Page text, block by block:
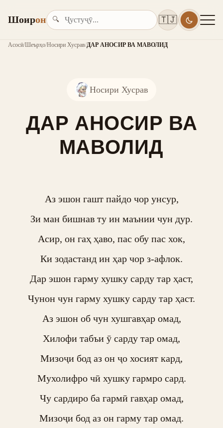
Шоирон 🔍 🇹🇯
Асосӣ/Шеърҳо/Носири Хусрав/ДАР АНОСИР ВА МАВОЛИД
Носири Хусрав
ДАР АНОСИР ВА
МАВОЛИД
Аз эшон гашт пайдо чор унсур,
Зи ман бишнав ту ин маънии чун дур.
Асир, он гаҳ ҳаво, пас обу пас хок,
Ки зодастанд ин ҳар чор з-афлок.
Дар эшон гарму хушку сарду тар ҳаст,
Чунон чун гарму хушку сарду тар ҳаст.
Аз эшон об чун хушгавҳар омад,
Хилофи табъи ӯ сарду тар омад,
Мизоҷи бод аз он ҷо хосият кард,
Мухолифро чӣ хушку гармро сард.
Чу сардиро ба гармӣ гавҳар омад,
Мизоҷи бод аз он гарму тар омад.